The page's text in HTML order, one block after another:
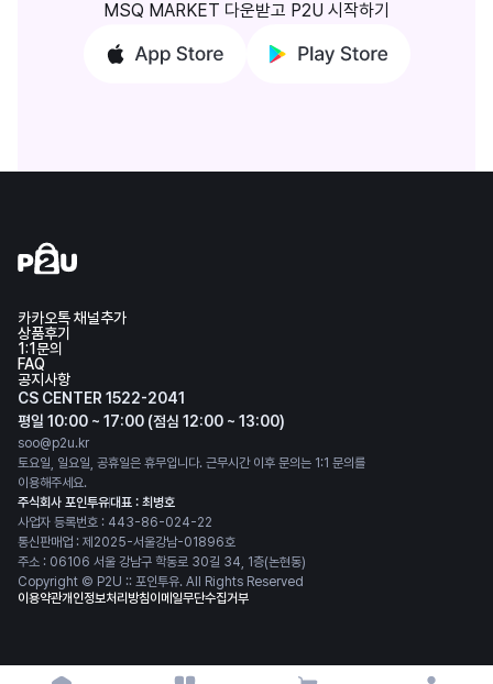
카카오톡 채널추가
상품후기
1:1문의
FAQ
공지사항
CS CENTER 1522-2041
평일 10:00 ~ 17:00 (점심 12:00 ~ 13:00)
soo@p2u.kr
토요일, 일요일, 공휴일은 휴무입니다. 근무시간 이후 문의는 1:1 문의를
이용해주세요.
주식회사 포인투유대표 : 최병호
사업자 등록번호 : 443-86-024-22
통신판매업 : 제2025-서울강남-01896호
주소 : 06106 서울 강남구 학동로 30길 34, 1층(논현동)
Copyright © P2U :: 포인투유. All Rights Reserved
이용약관개인정보처리방침이메일무단수집거부